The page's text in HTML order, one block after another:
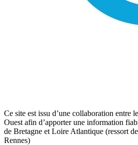
Ce site est issu d’une collaboration entre
Ouest afin d’apporter une information
de Bretagne et Loire Atlantique (ressort
Rennes)